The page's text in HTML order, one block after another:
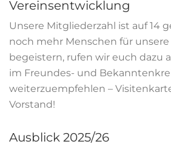
Vereinsentwicklung
Unsere Mitgliederzahl ist auf 14
noch mehr Menschen für unsere
begeistern, rufen wir euch dazu
im Freundes- und
weiterzuempfehlen –
Vorstand!
Ausblick 2025/26